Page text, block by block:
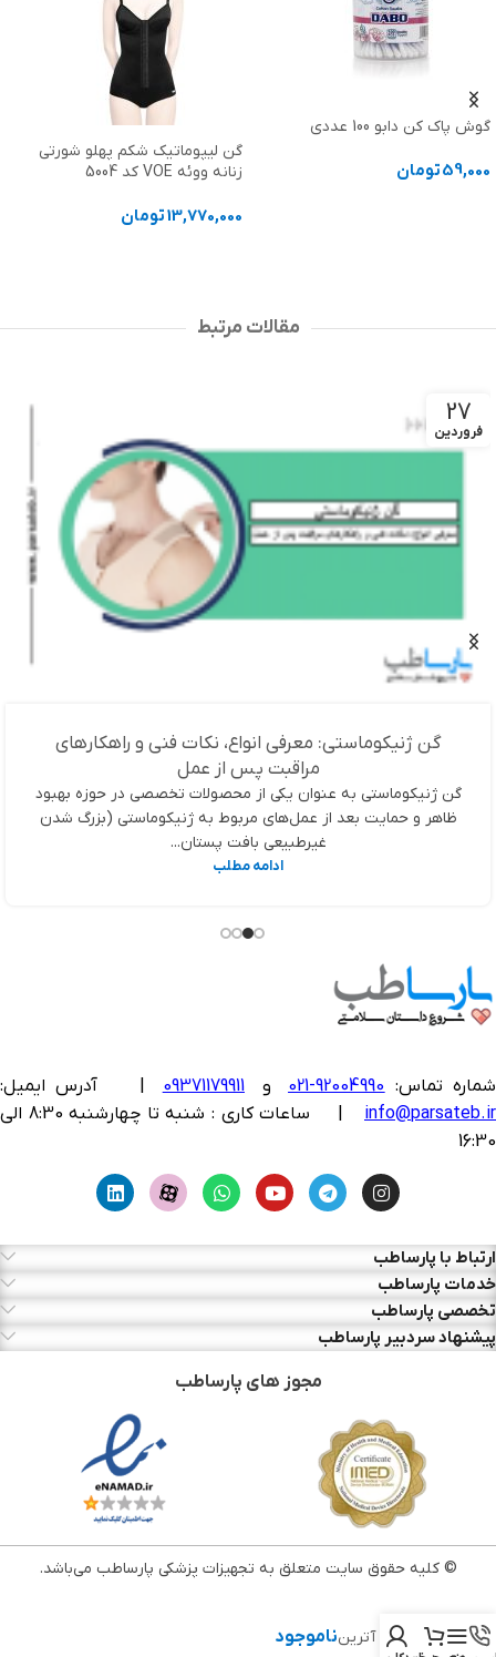
زنانه ووئه VOE کد 5004
کش دور سینه مدیک Medic کد 789
انتخاب گزینه ها
مقالات مرتبط
27
فروردین
گن ژنیکوماستی: معرفی انواع، نکات فنی و راهکارهای
مراقبت پس از عمل
گن ژنیکوماستی به عنوان یکی از محصولات تخصصی در حوزه بهبود
ظاهر و حمایت بعد از عمل‌های مربوط به ژنیکوماستی (بزرگ شدن
غیرطبیعی بافت پستان...
ادامه مطلب
شماره تماس: 92004990-021 و 09371179911
آدرس ایمیل:
info@parsateb.ir
| ساعات کاری : شنبه تا چهارشنبه 8:30 الی
16:30
ارتباط با پارساطب
خدمات پارساطب
تخصصی پارساطب
پیشنهاد سردبیر پارساطب
مجوز های پارساطب
© کلیه حقوق سایت متعلق به تجهیزات پزشکی پارساطب می‌باشد.
ژل ازن آترینناموجود